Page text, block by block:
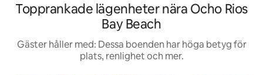
Topprankade lägenheter nära Ocho Rios
Bay Beach
Gäster håller med: Dessa boenden har höga betyg för
plats, renlighet och mer.